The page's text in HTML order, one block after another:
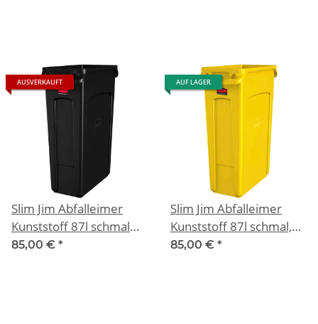
AUSVERKAUFT
Slim Jim Abfalleimer
Kunststoff 87l schmal
Schwarz
85,00 € *
AUF LAGER
Slim Jim Abfalleimer
Kunststoff 87l schmal,
Gelb
85,00 € *